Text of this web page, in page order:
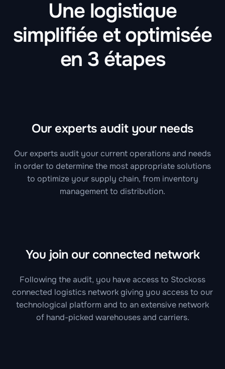
Une logistique
simplifiée et optimisée
en 3 étapes
Our experts audit your needs
Our experts audit your current operations and needs
in order to determine the most appropriate solutions
to optimize your supply chain, from inventory
management to distribution.
You join our connected network
Following the audit, you have access to Stockoss
connected logistics network giving you access to our
technological platform and to an extensive network
of hand-picked warehouses and carriers.